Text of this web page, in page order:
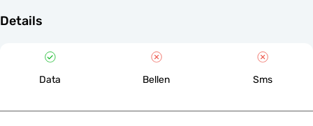
Details
Data Bellen Sms